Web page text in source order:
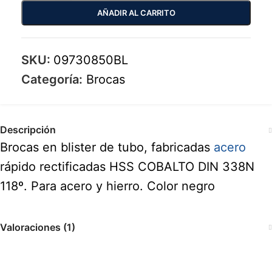
AÑADIR AL CARRITO
SKU: 09730850BL
Categoría: Brocas
Descripción
Brocas en blister de tubo, fabricadas acero
rápido rectificadas HSS COBALTO DIN 338N
118º. Para acero y hierro. Color negro
Valoraciones (1)